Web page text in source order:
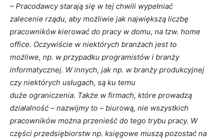
– Pracodawcy starają się w tej chwili wypełniać
zalecenie rządu, aby możliwie jak największą liczbę
pracowników kierować do pracy w domu, na tzw. home
office. Oczywiście w niektórych branżach jest to
możliwe, np. w przypadku programistów i branży
informatycznej. W innych, jak np. w branży produkcyjnej
czy niektórych usługach, są ku temu
duże ograniczenia. Także w firmach, które prowadzą
działalność – nazwijmy to – biurową, nie wszystkich
pracowników można przenieść do tego trybu pracy. W
części przedsiębiorstw np. księgowe muszą pozostać na